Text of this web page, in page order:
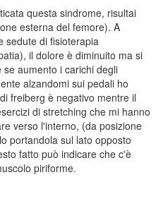
questa sindrome, risultai
esterna del femore). A
sedute di fisioterapia
il dolore è diminuito ma si
aumento i carichi degli
alzandomi sui pedali ho
freiberg è negativo mentre il
di stretching che mi hanno
verso l'interno, (da posizione
portandola sul lato opposto
fatto può indicare che c'è
piriforme.